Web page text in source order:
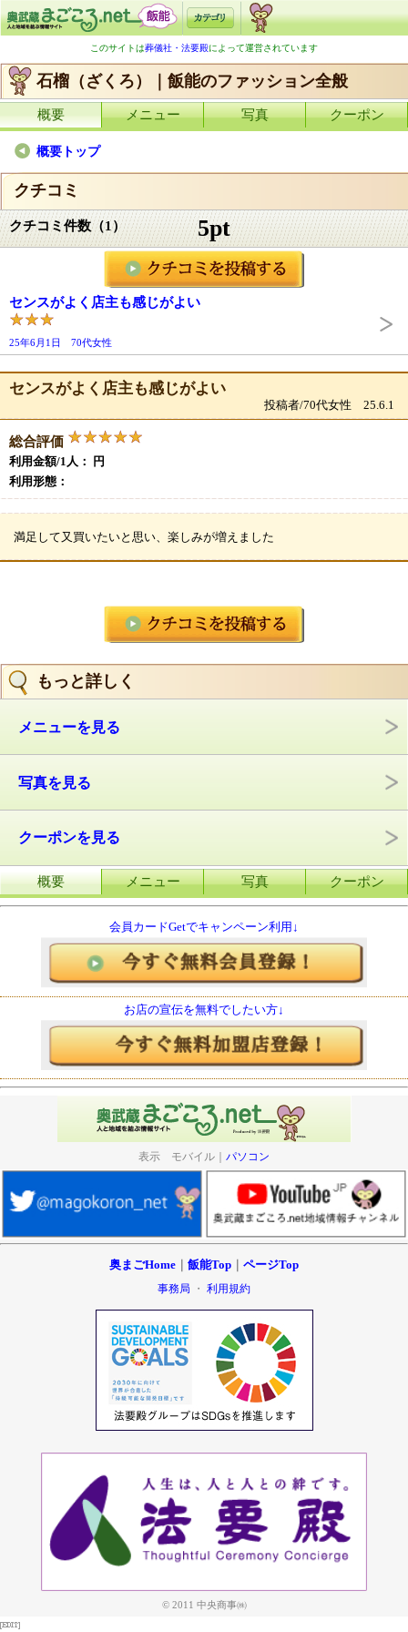
このサイトは葬儀社・法要殿によって運営されています
石榴（ざくろ）｜飯能のファッション全般
概要 メニュー 写真 クーポン
概要トップ
クチコミ
クチコミ件数（1） 5pt
センスがよく店主も感じがよい
25年6月1日 70代女性
センスがよく店主も感じがよい
投稿者/70代女性 25.6.1
総合評価
利用金額/1人： 円
利用形態：
満足して又買いたいと思い、楽しみが増えました
もっと詳しく
メニューを見る
写真を見る
クーポンを見る
概要 メニュー 写真 クーポン
会員カードGetでキャンペーン利用↓
お店の宣伝を無料でしたい方↓
表示 モバイル｜ パソコン
奥まごHome ｜ 飯能Top ｜ ページTop
事務局 ・ 利用規約
© 2011 中央商事㈱